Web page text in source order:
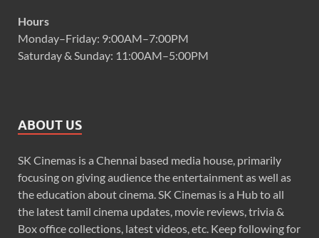
Hours
Monday–Friday: 9:00AM–7:00PM
Saturday & Sunday: 11:00AM–5:00PM
ABOUT US
SK Cinemas is a Chennai based media house, primarily
focusing on giving audience the entertainment as well as
the education about cinema. SK Cinemas is a Hub to all
the latest tamil cinema updates, movie reviews, trivia &
Box office collections, latest videos, etc. Keep following for